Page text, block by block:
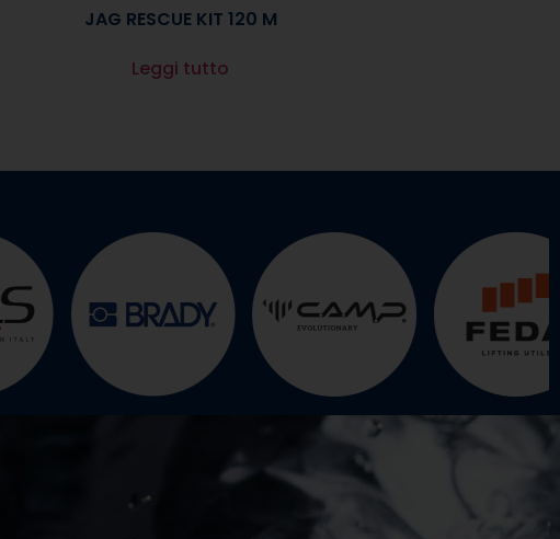
JAG RESCUE KIT 120 M
Leggi tutto